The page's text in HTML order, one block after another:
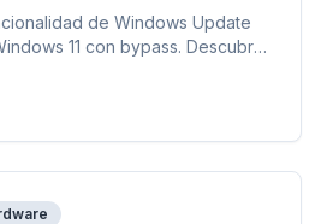
de Windows Update
11 con bypass. Descubre
hardware no compatible.